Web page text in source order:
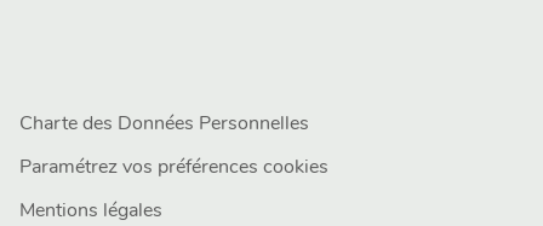
Charte des Données Personnelles
Paramétrez vos préférences cookies
Mentions légales